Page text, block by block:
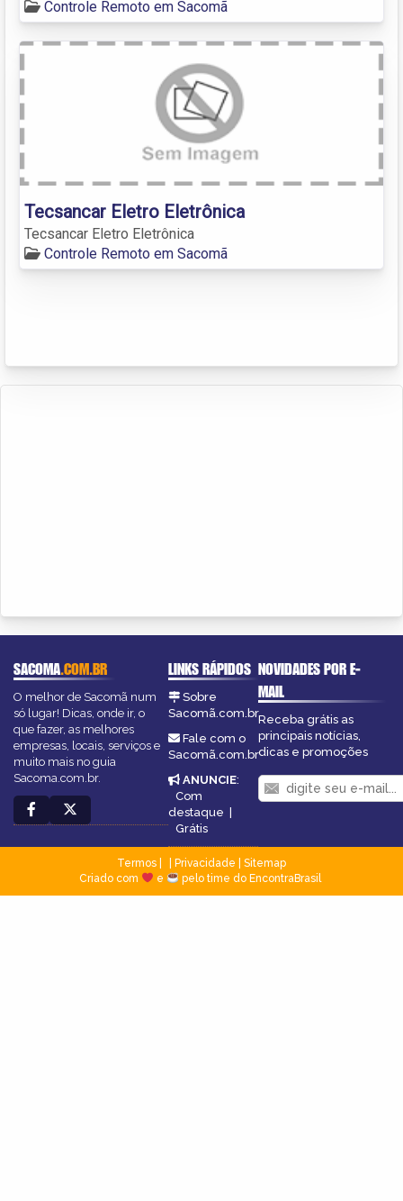
Controle Remoto em Sacomã
Tecsancar Eletro Eletrônica
Tecsancar Eletro Eletrônica
Controle Remoto em Sacomã
SACOMA.COM.BR
O melhor de Sacomã num
só lugar! Dicas, onde ir, o
que fazer, as melhores
empresas, locais, serviços e
muito mais no guia
Sacoma.com.br.
LINKS RÁPIDOS
Sobre
Sacomã.com.br
Fale com o
Sacomã.com.br
ANUNCIE:
Com
destaque |
Grátis
NOVIDADES POR E-
MAIL
Receba grátis as
principais notícias,
dicas e promoções
Termos Privacidade
Sitemap
Criado com
e pelo time do EncontraBrasil